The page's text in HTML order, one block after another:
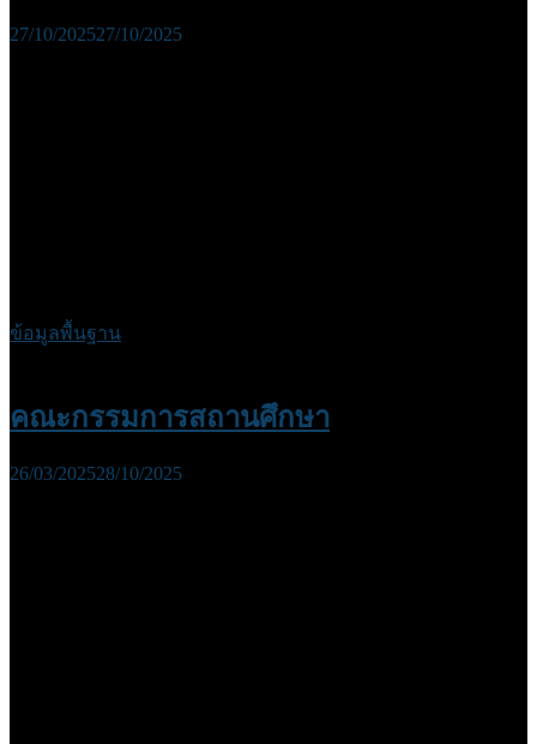
27/10/202527/10/2025
ข้อมูลพื้นฐาน
คณะกรรมการสถานศึกษา
26/03/202528/10/2025